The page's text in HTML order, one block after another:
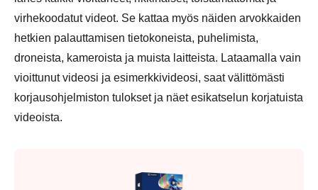
virhekoodatut videot. Se kattaa myös näiden arvokkaiden
hetkien palauttamisen tietokoneista, puhelimista,
droneista, kameroista ja muista laitteista. Lataamalla vain
vioittunut videosi ja esimerkkivideosi, saat välittömästi
korjausohjelmiston tulokset ja näet esikatselun korjatuista
videoista.